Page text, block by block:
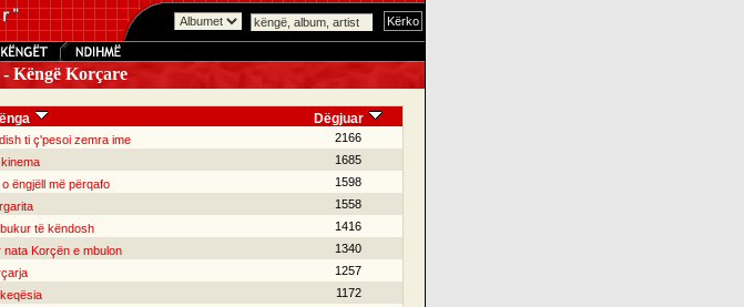
Këngë Korçare
Dëgjuar
ti ç'pesoi zemra ime
2166
1685
o ëngjëll më përqafo
1598
1558
të këndosh
1416
nata Korçën e mbulon
1340
1257
1172